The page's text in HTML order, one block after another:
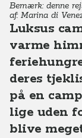
Bemærk: denne
af: Marina di
Luksus
varme
deres
på en
lige uden
blive